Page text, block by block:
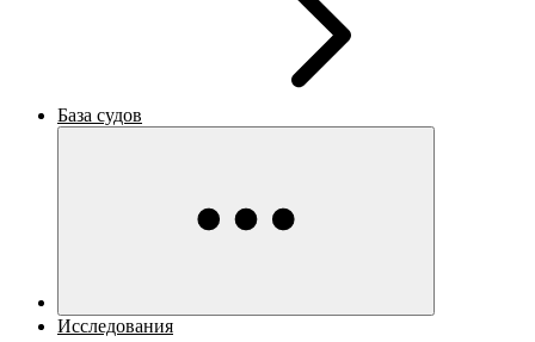
База судов
Исследования